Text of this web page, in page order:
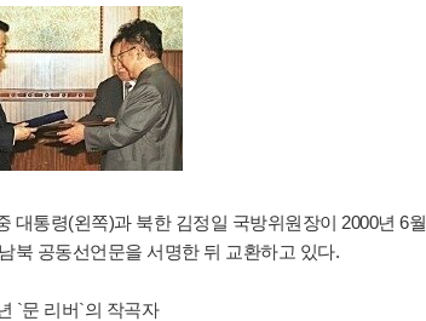
대통령(왼쪽)과 북한 김정일 국방위원장이 2000년 6
북 공동선언문을 서명한 뒤 교환하고 있다.
`문 리버`의 작곡자